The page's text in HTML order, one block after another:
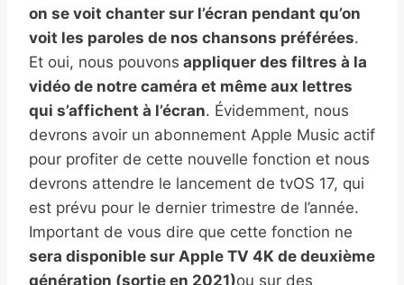
on se voit chanter sur l’écran pendant qu’on
voit les paroles de nos chansons préférées.
Et oui, nous pouvons appliquer des filtres à la
vidéo de notre caméra et même aux lettres
qui s’affichent à l’écran. Évidemment, nous
devrons avoir un abonnement Apple Music actif
pour profiter de cette nouvelle fonction et nous
devrons attendre le lancement de tvOS 17, qui
est prévu pour le dernier trimestre de l’année.
Important de vous dire que cette fonction ne
sera disponible sur Apple TV 4K de deuxième
génération (sortie en 2021)ou sur des